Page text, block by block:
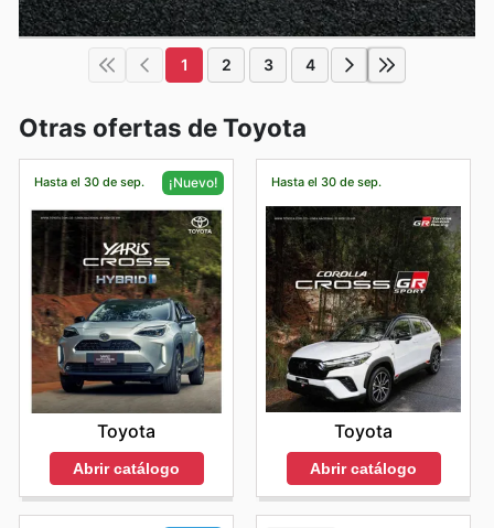
1 2 3 4
Otras ofertas de Toyota
Hasta el 30 de sep. ¡Nuevo!
Toyota
Abrir catálogo
Hasta el 30 de sep.
Toyota
Abrir catálogo